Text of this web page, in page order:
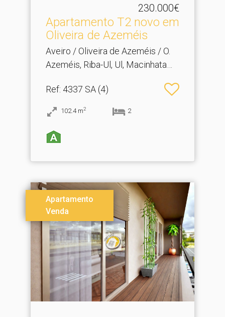
230.000€
Apartamento T2 novo em
Oliveira de Azeméis
Aveiro / Oliveira de Azeméis / O.
Azeméis, Riba-Ul, Ul, Macinhata
Ref: 4337 SA (4)
102.4 m2 2
Apartamento
Venda